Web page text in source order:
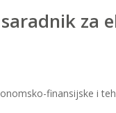
za
finansijske i